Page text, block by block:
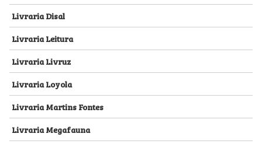
Livraria Disal
Livraria Leitura
Livraria Livruz
Livraria Loyola
Livraria Martins Fontes
Livraria Megafauna